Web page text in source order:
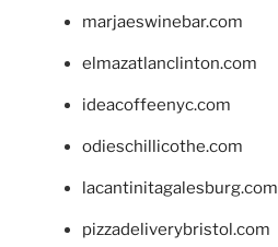
marjaeswinebar.com
elmazatlanclinton.com
ideacoffeenyc.com
odieschillicothe.com
lacantinitagalesburg.com
pizzadeliverybristol.com